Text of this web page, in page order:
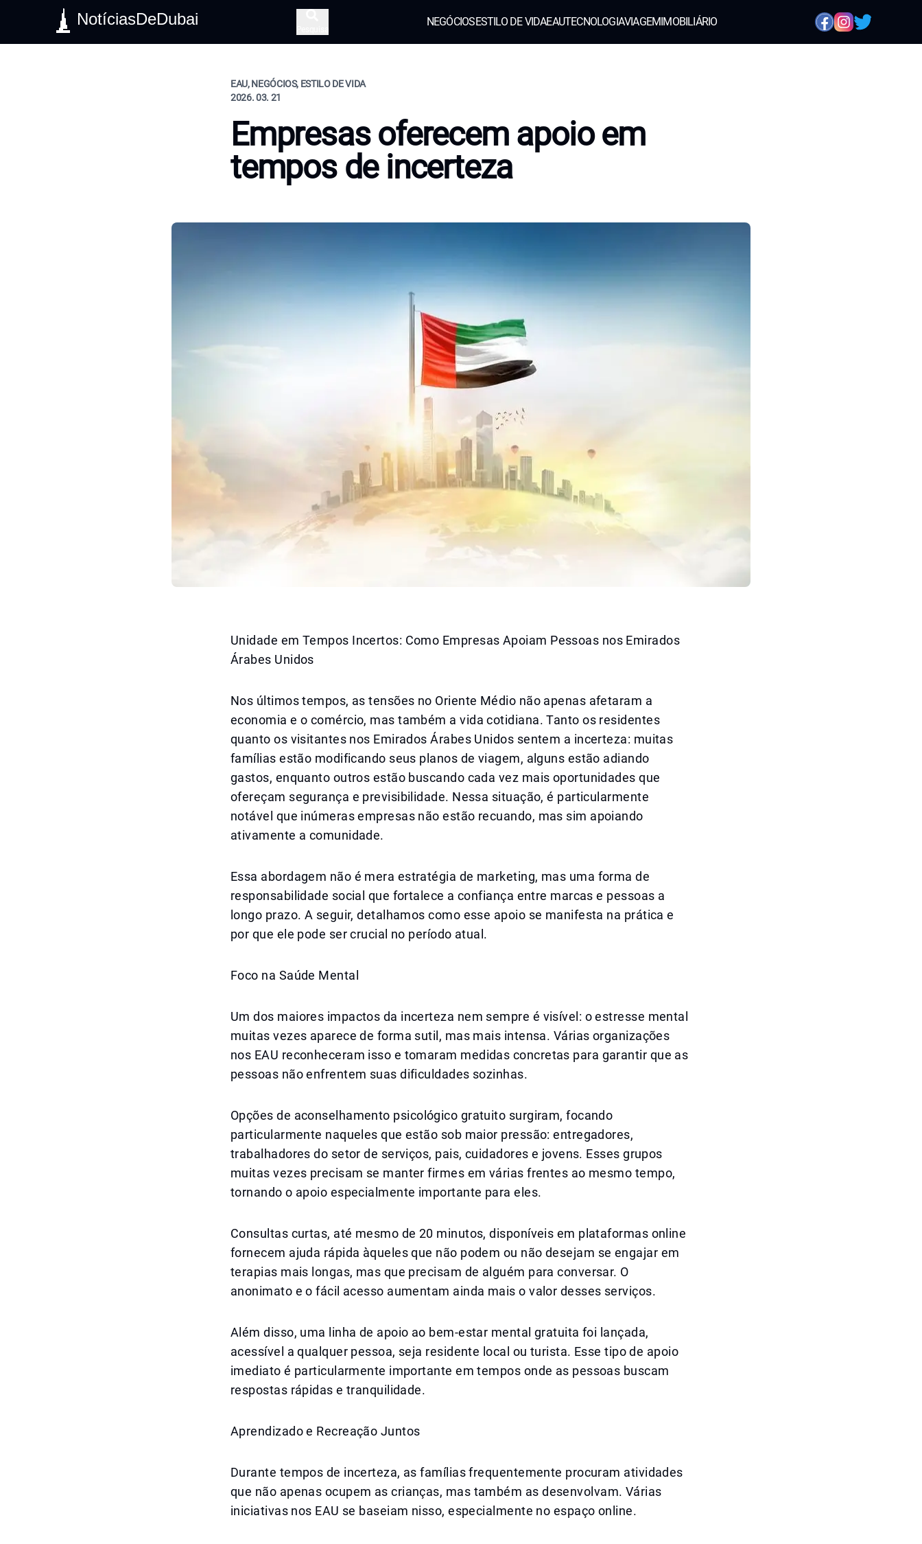
NotíciasDeDubai NEGÓCIOSESTILO DE VIDAEAUTECNOLOGIAVIAGEMIMOBILIÁRIO
EAU, NEGÓCIOS, ESTILO DE VIDA
2026. 03. 21
Empresas oferecem apoio em
tempos de incerteza
Unidade em Tempos Incertos: Como Empresas Apoiam Pessoas nos Emirados
Árabes Unidos
Nos últimos tempos, as tensões no Oriente Médio não apenas afetaram a
economia e o comércio, mas também a vida cotidiana. Tanto os residentes
quanto os visitantes nos Emirados Árabes Unidos sentem a incerteza: muitas
famílias estão modificando seus planos de viagem, alguns estão adiando
gastos, enquanto outros estão buscando cada vez mais oportunidades que
ofereçam segurança e previsibilidade. Nessa situação, é particularmente
notável que inúmeras empresas não estão recuando, mas sim apoiando
ativamente a comunidade.
Essa abordagem não é mera estratégia de marketing, mas uma forma de
responsabilidade social que fortalece a confiança entre marcas e pessoas a
longo prazo. A seguir, detalhamos como esse apoio se manifesta na prática e
por que ele pode ser crucial no período atual.
Foco na Saúde Mental
Um dos maiores impactos da incerteza nem sempre é visível: o estresse mental
muitas vezes aparece de forma sutil, mas mais intensa. Várias organizações
nos EAU reconheceram isso e tomaram medidas concretas para garantir que as
pessoas não enfrentem suas dificuldades sozinhas.
Opções de aconselhamento psicológico gratuito surgiram, focando
particularmente naqueles que estão sob maior pressão: entregadores,
trabalhadores do setor de serviços, pais, cuidadores e jovens. Esses grupos
muitas vezes precisam se manter firmes em várias frentes ao mesmo tempo,
tornando o apoio especialmente importante para eles.
Consultas curtas, até mesmo de 20 minutos, disponíveis em plataformas online
fornecem ajuda rápida àqueles que não podem ou não desejam se engajar em
terapias mais longas, mas que precisam de alguém para conversar. O
anonimato e o fácil acesso aumentam ainda mais o valor desses serviços.
Além disso, uma linha de apoio ao bem-estar mental gratuita foi lançada,
acessível a qualquer pessoa, seja residente local ou turista. Esse tipo de apoio
imediato é particularmente importante em tempos onde as pessoas buscam
respostas rápidas e tranquilidade.
Aprendizado e Recreação Juntos
Durante tempos de incerteza, as famílias frequentemente procuram atividades
que não apenas ocupem as crianças, mas também as desenvolvam. Várias
iniciativas nos EAU se baseiam nisso, especialmente no espaço online.